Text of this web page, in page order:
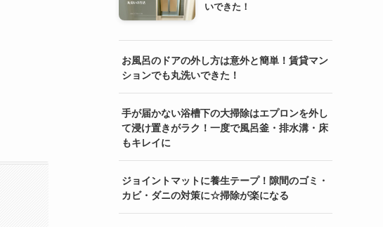
いできた！
お風呂のドアの外し方は意外と簡単！賃貸マン
ションでも丸洗いできた！
手が届かない浴槽下の大掃除はエプロンを外し
て浸け置きがラク！一度で風呂釜・排水溝・床
もキレイに
ジョイントマットに養生テープ！隙間のゴミ・
カビ・ダニの対策に☆掃除が楽になる